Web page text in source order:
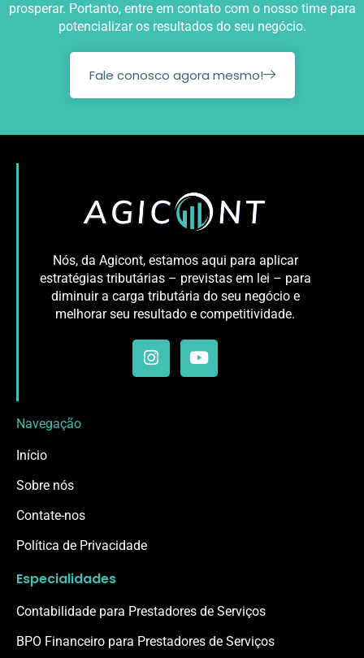
prosperar. Portanto, entre em contato com o nosso time para
potencializar os resultados do seu negócio.
Fale conosco agora mesmo!
Nós, da Agicont, estamos aqui para aplicar
estratégias tributárias – previstas em lei – para
diminuir a carga tributária do seu negócio e
melhorar seu resultado e competitividade.
Navegação
Início
Sobre nós
Contate-nos
Política de Privacidade
Especialidades
Contabilidade para Prestadores de Serviços
BPO Financeiro para Prestadores de Serviços